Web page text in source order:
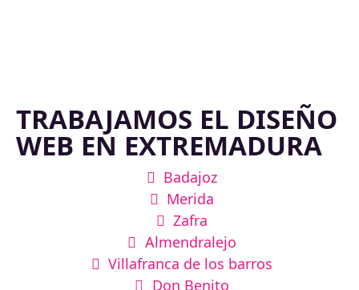
TRABAJAMOS EL DISEÑO
WEB EN EXTREMADURA
Badajoz
Merida
Zafra
Almendralejo
Villafranca de los barros
Don Benito